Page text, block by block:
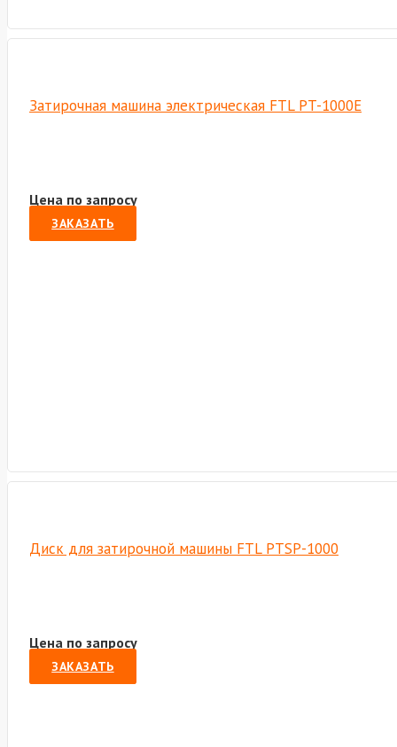
Затирочная машина электрическая FTL PT-1000E
Цена по запросу
ЗАКАЗАТЬ
Диск для затирочной машины FTL PTSP-1000
Цена по запросу
ЗАКАЗАТЬ